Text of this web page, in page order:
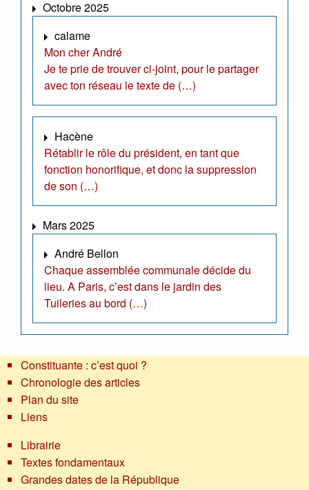
Octobre 2025
calame
Mon cher André
Je te prie de trouver ci-joint, pour le partager
avec ton réseau le texte de (…)
Hacène
Rétablir le rôle du président, en tant que
fonction honorifique, et donc la suppression
de son (…)
Mars 2025
André Bellon
Chaque assemblée communale décide du
lieu. A Paris, c’est dans le jardin des
Tuileries au bord (…)
Constituante : c’est quoi ?
Chronologie des articles
Plan du site
Liens
Librairie
Textes fondamentaux
Grandes dates de la République